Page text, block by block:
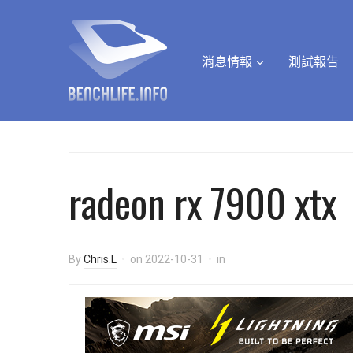
消息情報 測試報告
radeon rx 7900 xtx
ByChris.L on 2022-10-31 in